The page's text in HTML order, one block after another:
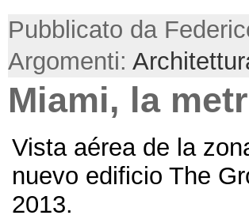
Pubblicato da
Argomenti:
Miami, la
Vista aérea de la
nuevo edificio The
2013.